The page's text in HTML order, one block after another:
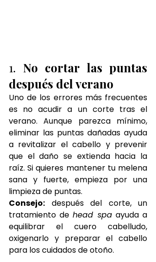
1. No cortar las puntas
después del verano
Uno de los errores más frecuentes
es no acudir a un corte tras el
verano. Aunque parezca mínimo,
eliminar las puntas dañadas ayuda
a revitalizar el cabello y prevenir
que el daño se extienda hacia la
raíz. Si quieres mantener tu melena
sana y fuerte, empieza por una
limpieza de puntas.
Consejo: después del corte, un
tratamiento de head spa ayuda a
equilibrar el cuero cabelludo,
oxigenarlo y preparar el cabello
para los cuidados de otoño.